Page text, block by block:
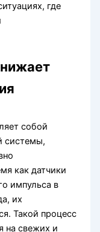
где
собой
системы,
как датчики
импульса в
их
Такой процесс
на свежих и